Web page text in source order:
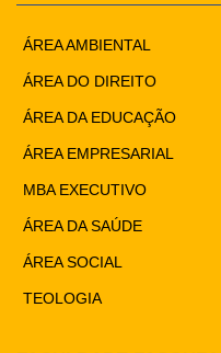
ÁREA AMBIENTAL
ÁREA DO DIREITO
ÁREA DA EDUCAÇÃO
ÁREA EMPRESARIAL
MBA EXECUTIVO
ÁREA DA SAÚDE
ÁREA SOCIAL
TEOLOGIA